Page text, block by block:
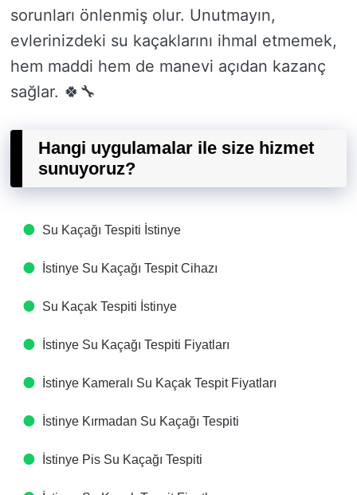
sorunları önlenmiş olur. Unutmayın,
evlerinizdeki su kaçaklarını ihmal etmemek,
hem maddi hem de manevi açıdan kazanç
sağlar. 🍀🔧
Hangi uygulamalar ile size hizmet
sunuyoruz?
Su Kaçağı Tespiti​ İstinye
İstinye Su Kaçağı Tespit Cihazı​
Su Kaçak Tespiti​ İstinye
İstinye Su Kaçağı Tespiti Fiyatları​
İstinye Kameralı Su Kaçak Tespit Fiyatları​
İstinye Kırmadan Su Kaçağı Tespiti​
İstinye Pis Su Kaçağı Tespiti​